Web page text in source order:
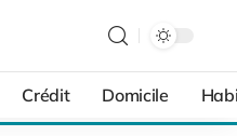
Crédit Domicile